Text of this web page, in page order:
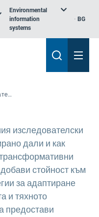
Environmental
information
systems
BG
Доклад на Съвместния изследователски център относно трансформативните иновации за адаптиране към изменението на климата
изследователски
дали и как
стойност към
за адаптиране
и тяхното
предостави